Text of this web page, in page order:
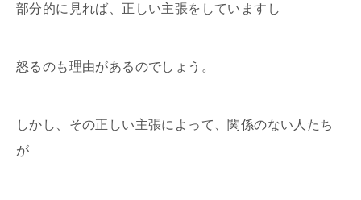
部分的に見れば、正しい主張をしていますし
怒るのも理由があるのでしょう。
しかし、その正しい主張によって、関係のない人たち
が